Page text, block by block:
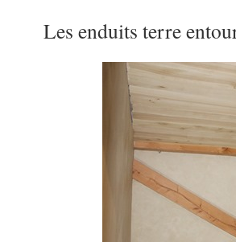
Les enduits terre